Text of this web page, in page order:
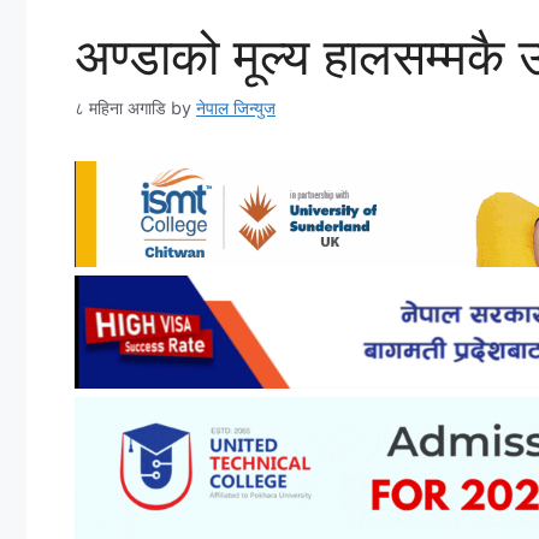
अण्डाको मूल्य हालसम्मकै
८ महिना अगाडि by नेपाल जिन्युज